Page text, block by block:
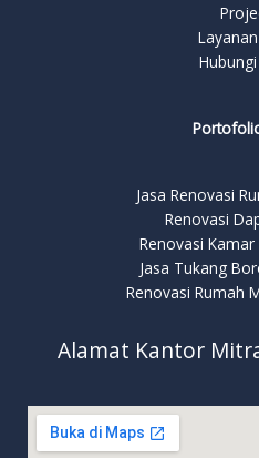
Jasa Renovasi
Renovasi
Renovasi
Jasa Tukang
Renovasi Rumah
Alamat Kantor